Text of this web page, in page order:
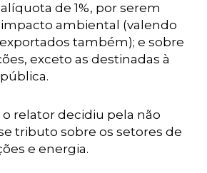
de 1%, por serem
ambiental (valendo
também); e sobre
exceto as destinadas à
relator decidiu pela não
tributo sobre os setores de
e energia.